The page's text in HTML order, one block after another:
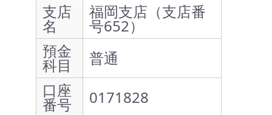
支店
名
福岡支店（支店番
号652）
預金
科目
普通
口座
番号
0171828